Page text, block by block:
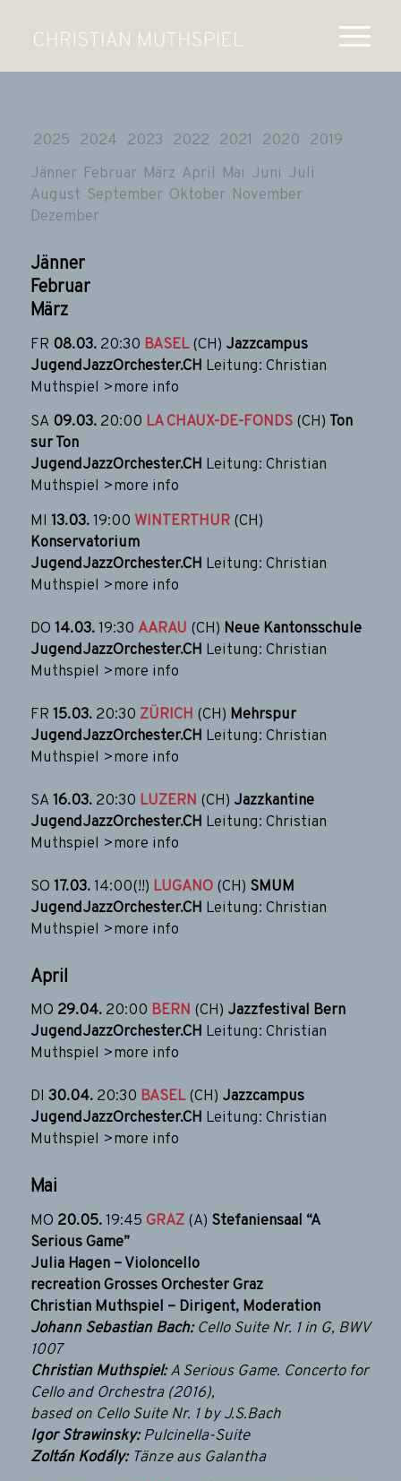
2025 2024 2023 2022 2021 2020 2019
Jänner Februar März April Mai Juni Juli
August September Oktober November
Dezember
Jänner
Februar
März
FR 08.03. 20:30 BASEL(CH) Jazzcampus
JugendJazzOrchester.CH Leitung: Christian
Muthspiel >more info
SA 09.03. 20:00 LA CHAUX-DE-FONDS (CH) Ton
sur Ton
JugendJazzOrchester.CH Leitung: Christian
Muthspiel >more info
MI 13.03.19:00 WINTERTHUR (CH)
Konservatorium
JugendJazzOrchester.CH Leitung: Christian
Muthspiel >more info
DO 14.03.19:30 AARAU (CH) Neue Kantonsschule
JugendJazzOrchester.CH Leitung: Christian
Muthspiel >more info
FR 15.03. 20:30 ZÜRICH (CH) Mehrspur
JugendJazzOrchester.CH Leitung: Christian
Muthspiel >more info
SA16.03. 20:30 LUZERN (CH) Jazzkantine
JugendJazzOrchester.CH Leitung: Christian
Muthspiel >more info
SO 17.03.14:00(!!) LUGANO (CH) SMUM
JugendJazzOrchester.CH Leitung: Christian
Muthspiel >more info
April
MO 29.04. 20:00 BERN (CH) Jazzfestival Bern
JugendJazzOrchester.CH Leitung: Christian
Muthspiel >more info
DI 30.04. 20:30 BASEL(CH) Jazzcampus
JugendJazzOrchester.CH Leitung: Christian
Muthspiel >more info
Mai
MO 20.05.19:45 GRAZ (A) Stefaniensaal “A
Serious Game”
Julia Hagen – Violoncello
recreation Grosses Orchester Graz
Christian Muthspiel – Dirigent, Moderation
Johann Sebastian Bach:Cello Suite Nr. 1 in G, BWV
1007
Christian Muthspiel:A Serious Game. Concerto for
Cello and Orchestra (2016),
based on Cello Suite Nr. 1 by J.S.Bach
Igor Strawinsky:Pulcinella-Suite
Zoltán Kodály:Tänze aus Galantha